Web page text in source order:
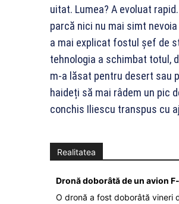
uitat. Lumea? A evoluat
parcă nici nu mai simt
a mai explicat fostul șef de
tehnologia a schimbat totul,
m-a lăsat pentru desert sau
haideți să mai râdem un pic
conchis Iliescu transpus cu
Realitatea
Dronă doborâtă de un avion
O dronă a fost doborâtă vineri